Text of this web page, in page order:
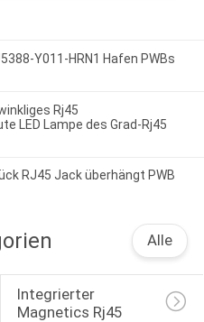
Y011-HRN1 Hafen PWBs
Rj45
LED Lampe des Grad-Rj45
RJ45 Jack überhängt PWB
Alle
Integrierter
Magnetics Rj45